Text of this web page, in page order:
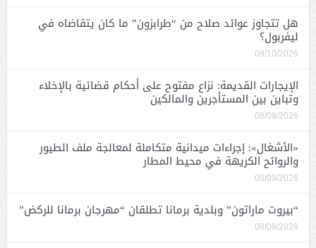
هل تتجاوز عوائد صلاح من “طرابزون” ما كان يتقاضاه في
ليفربول؟
08/10/2026
الإيجارات القديمة: نزاع مفتوح على أحكام قضائية بالإخلاء
وتباين بين المستأجرين والمالكين
08/09/2026
«الأشغال»: إجراءات ميدانية متكاملة لمعالجة ملف الطيور
والروائح الكريهة في محيط المطار
08/09/2026
“بيروت ماراتون” وبلدية برمانا تطلقان “مهرجان برمانا للركض”
08/09/2026